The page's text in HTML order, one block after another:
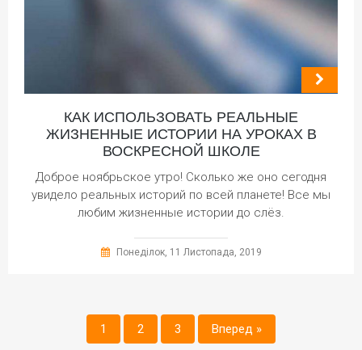
КАК ИСПОЛЬЗОВАТЬ РЕАЛЬНЫЕ
ЖИЗНЕННЫЕ ИСТОРИИ НА УРОКАХ В
ВОСКРЕСНОЙ ШКОЛЕ
Доброе ноябрьское утро! Сколько же оно сегодня
увидело реальных историй по всей планете! Все мы
любим жизненные истории до слёз.
Понеділок, 11 Листопада, 2019
1 2 3 Вперед »